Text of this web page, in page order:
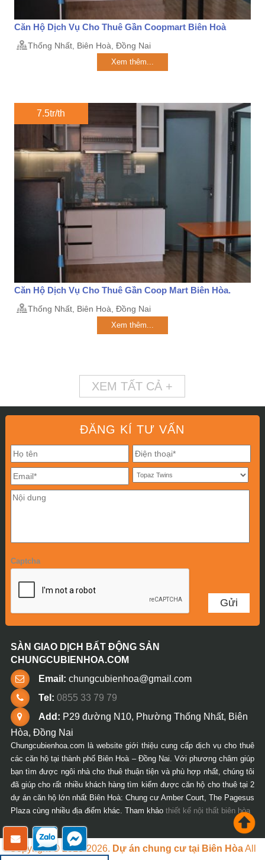
Căn Hộ Dịch Vụ Cho Thuê Gần Coopmart Biên Hoà
Thống Nhất, Biên Hoà, Đồng Nai
Xem thêm...
7.5tr/th
Căn Hộ Dịch Vụ Cho Thuê Gần Coop Mart Biên Hòa.
Thống Nhất, Biên Hoà, Đồng Nai
Xem thêm...
XEM TẤT CẢ +
ĐĂNG KÍ TƯ VẤN
Captcha
SÀN GIAO DỊCH BẤT ĐỘNG SẢN
CHUNGCUBIENHOA.COM
Email: chungcubienhoa@gmail.com
Tel: 0855 33 79 79
Add: P29 đường N10, Phường Thống Nhất, Biên
Hòa, Đồng Nai
Chungcubienhoa.com là website giới thiệu cung cấp dịch vụ cho thuê
các căn hộ tại thành phố Biên Hoà – Đồng Nai. Với phương châm giúp
bạn tìm được ngôi nhà cho thuê thuận tiện và phù hợp nhất, chúng tôi
đã giúp cho rất nhiều khách hàng tìm kiếm được căn hộ cho thuê tại 2
dự án căn hộ lớn nhất Biên Hoà: Chung cư Amber Court, The Pagesus
Plaza cùng nhiều địa điểm khác. Tham khảo thiết kế nội thất biên hòa
Copyright © 2018-2026. Dự án chung cư tại Biên HòaAll